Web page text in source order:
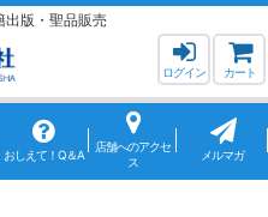
版・聖品販売
ログイン カート
おしえて！Q＆A
店舗へのアクセ
ス
メルマガ